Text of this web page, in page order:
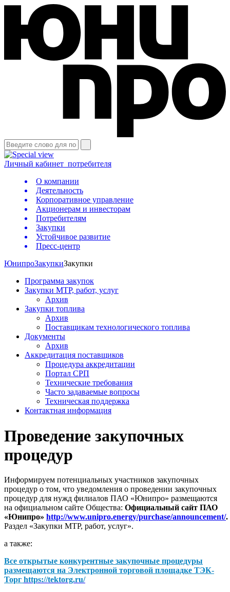
Личный кабинет потребителя
О компании
Деятельность
Корпоративное управление
Акционерам и инвесторам
Потребителям
Закупки
Устойчивое развитие
Пресс-центр
ЮнипроЗакупкиЗакупки
Программа закупок
Закупки МТР, работ, услуг
Архив
Закупки топлива
Архив
Поставщикам технологического топлива
Документы
Архив
Аккредитация поставщиков
Процедура аккредитации
Портал СРП
Технические требования
Часто задаваемые вопросы
Техническая поддержка
Контактная информация
Проведение закупочных
процедур
Информируем потенциальных участников закупочных
процедур о том, что уведомления о проведении закупочных
процедур для нужд филиалов ПАО «Юнипро» размещаются
на официальном сайте Общества: Официальный сайт ПАО
«Юнипро» http://www.unipro.energy/purchase/announcement/.
Раздел «Закупки МТР, работ, услуг».
а также:
Все открытые конкурентные закупочные процедуры
размещаются на Электронной торговой площадке ТЭК-
Торг https://tektorg.ru/